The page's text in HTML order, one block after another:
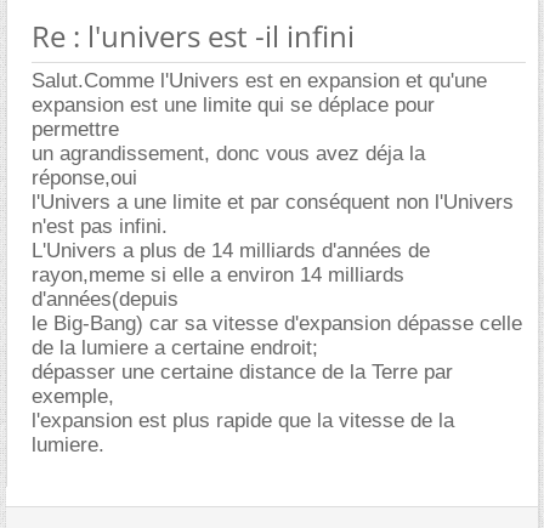
Re : l'univers est -il infini
Salut.Comme l'Univers est en expansion et qu'une
expansion est une limite qui se déplace pour
permettre
un agrandissement, donc vous avez déja la
réponse,oui
l'Univers a une limite et par conséquent non l'Univers
n'est pas infini.
L'Univers a plus de 14 milliards d'années de
rayon,meme si elle a environ 14 milliards
d'années(depuis
le Big-Bang) car sa vitesse d'expansion dépasse celle
de la lumiere a certaine endroit;
dépasser une certaine distance de la Terre par
exemple,
l'expansion est plus rapide que la vitesse de la
lumiere.